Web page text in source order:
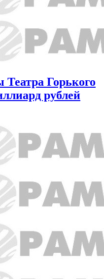
Театра Горького
рублей